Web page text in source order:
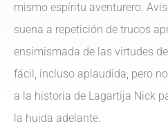
mismo espíritu aventurero.
suena a repetición de trucos
ensimismada de las virtudes
fácil, incluso aplaudida, pero
a la historia de Lagartija Nick
la huida adelante.